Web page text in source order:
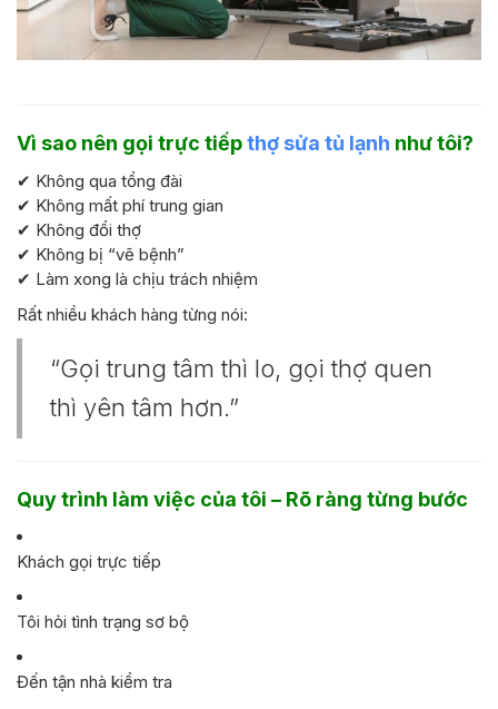
Vì sao nên gọi trực tiếpthợ sửa tủ lạnh như tôi?
✔ Không qua tổng đài
✔ Không mất phí trung gian
✔ Không đổi thợ
✔ Không bị “vẽ bệnh”
✔ Làm xong là chịu trách nhiệm
Rất nhiều khách hàng từng nói:
“Gọi trung tâm thì lo, gọi thợ quen
thì yên tâm hơn.”
Quy trình làm việc của tôi – Rõ ràng từng bước
Khách gọi trực tiếp
Tôi hỏi tình trạng sơ bộ
Đến tận nhà kiểm tra